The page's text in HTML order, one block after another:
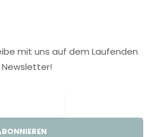
mit uns auf dem Laufenden